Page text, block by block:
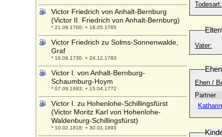
Todesart:
Vater:
Ehen
Ehen /
Partner
Victor Friedrich von Anhalt-Bernburg
(Victor II. Friedrich von Anhalt-Bernburg)
* 21.09.1700; + 18.05.1765
Victor Friedrich zu Solms-Sonnenwalde,
Graf
* 16.09.1730; + 24.12.1783
Victor I. von Anhalt-Bernburg-
Schaumburg-Hoym
* 07.09.1693; + 15.04.1772
Victor I. zu Hohenlohe-Schillingsfürst
(Victor Moritz Karl von Hohenlohe-
Waldenburg-Schillingsfürst)
* 10.02.1818; + 30.01.1893